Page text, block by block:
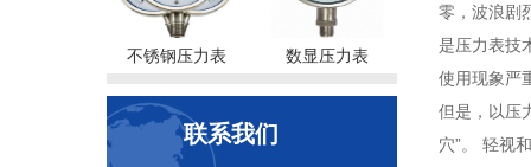
不锈钢压力表 数显压力表
联系我们
零，波浪剧
是压力表技
使用现象严
但是，以压
穴”。 轻视